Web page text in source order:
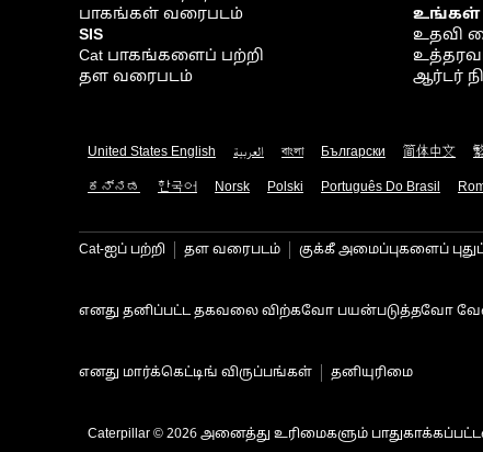
பாகங்கள் வரைபடம்
SIS
Cat பாகங்களைப் பற்றி
தள வரைபடம்
உங்கள்
உதவி
ஆர்டர்
United States English العربية বাংলা Български 简体中文
ಕನ್ನಡ 한국어 Norsk Polski Português Do Brasil
Cat-ஐப் பற்றி தள வரைபடம் குக்கீ அமைப்புகளைப்
எனது தனிப்பட்ட தகவலை விற்கவோ பயன்படுத்தவோ
எனது மார்க்கெட்டிங் விருப்பங்கள் தனியுரிமை
Caterpillar © 2026 அனைத்து உரிமைகளும்